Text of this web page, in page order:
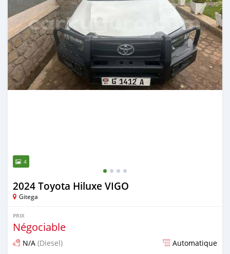
4
2024 Toyota Hiluxe VIGO
Gitega
PRIX
Négociable
N/A (Diesel) Automatique